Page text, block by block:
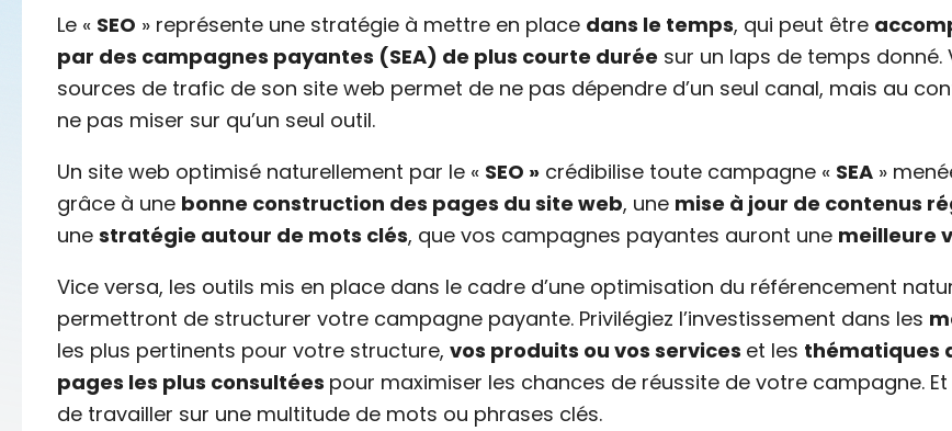
Le « SEO » représente une stratégie à mettre en place dans le temps, qui peut être
par des campagnes payantes (SEA) de plus courte durée sur un laps de temps donné.
sources de trafic de son site web permet de ne pas dépendre d’un seul canal, mais au
ne pas miser sur qu’un seul outil.
Un site web optimisé naturellement par le « SEO » crédibilise toute campagne « SEA »
grâce à une bonne construction des pages du site web, une mise à jour de contenus
une stratégie autour de mots clés, que vos campagnes payantes auront une meilleure
Vice versa, les outils mis en place dans le cadre d’une optimisation du référencement
permettront de structurer votre campagne payante. Privilégiez l’investissement dans les
les plus pertinents pour votre structure, vos produits ou vos services et les thématiques
pages les plus consultées pour maximiser les chances de réussite de votre campagne.
de travailler sur une multitude de mots ou phrases clés.